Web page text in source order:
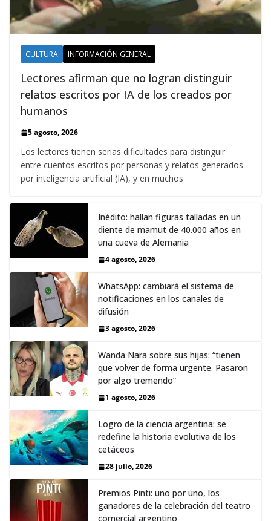
CULTURA INFORMACIÓN GENERAL
Lectores afirman que no logran distinguir
relatos escritos por IA de los creados por
humanos
5 agosto, 2026
Los lectores tienen serias dificultades para distinguir
entre cuentos escritos por personas y relatos generados
por inteligencia artificial (IA), y en muchos
Inédito: hallan figuras talladas en un
diente de mamut de 40.000 años en
una cueva de Alemania
4 agosto, 2026
WhatsApp: cambiará el sistema de
notificaciones en los canales de
difusión
3 agosto, 2026
Wanda Nara sobre sus hijas: “tienen
que volver de forma urgente. Pasaron
por algo tremendo”
1 agosto, 2026
Logro de la ciencia argentina: se
redefine la historia evolutiva de los
cetáceos
28 julio, 2026
Premios Pinti: uno por uno, los
ganadores de la celebración del teatro
comercial argentino